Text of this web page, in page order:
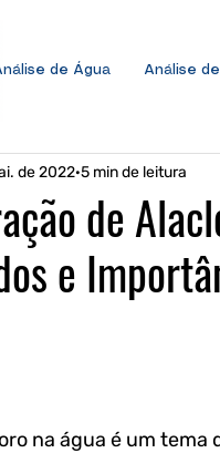
de Água Análise
de
e
de 2022 5 min de leitura
na água é um tema